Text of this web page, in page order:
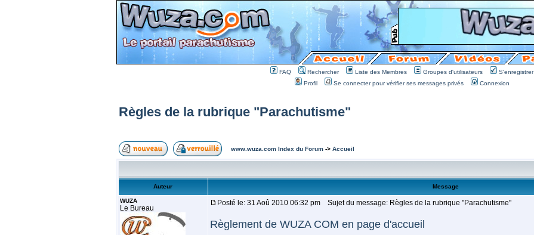
FAQ Rechercher Liste des Membres Groupes d'utilisateurs
S'enregistrer
Profil
Se connecter pour vérifier ses messages privés Connexion
Règles de la rubrique "Parachutisme"
www.wuza.com Index du Forum-> Accueil
Auteur Message
WUZA
Le Bureau
Posté le: 31 Aoû 2010 06:32 pm Sujet du message: Règles de la rubrique "Parachutisme"
Règlement de WUZA COM en page d'accueil